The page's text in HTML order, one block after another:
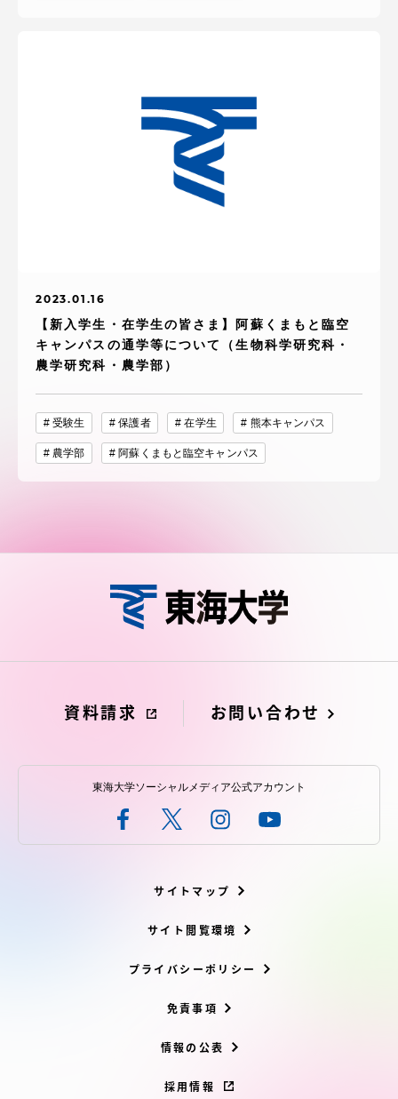
2023.01.16
【新入学生・在学生の皆さま】阿蘇くまもと臨空
キャンパスの通学等について（生物科学研究科・
農学研究科・農学部）
受験生 保護者 在学生 熊本キャンパス
農学部 阿蘇くまもと臨空キャンパス
資料請求 お問い合わせ
東海大学ソーシャルメディア公式アカウント
サイトマップ
サイト閲覧環境
プライバシーポリシー
免責事項
情報の公表
採用情報